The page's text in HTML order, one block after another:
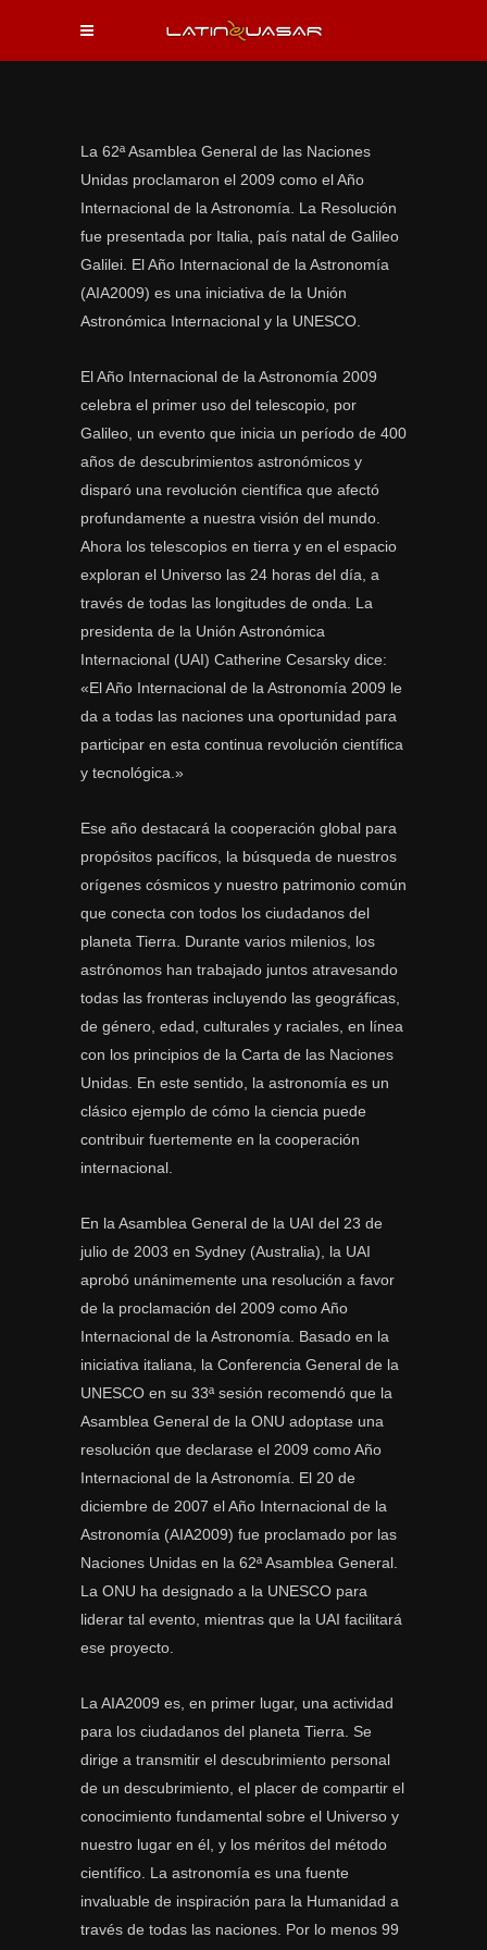
La 62ª Asamblea General de las Naciones
Unidas proclamaron el 2009 como el Año
Internacional de la Astronomía. La Resolución
fue presentada por Italia, país natal de Galileo
Galilei. El Año Internacional de la Astronomía
(AIA2009) es una iniciativa de la Unión
Astronómica Internacional y la UNESCO.
El Año Internacional de la Astronomía 2009
celebra el primer uso del telescopio, por
Galileo, un evento que inicia un período de 400
años de descubrimientos astronómicos y
disparó una revolución científica que afectó
profundamente a nuestra visión del mundo.
Ahora los telescopios en tierra y en el espacio
exploran el Universo las 24 horas del día, a
través de todas las longitudes de onda. La
presidenta de la Unión Astronómica
Internacional (UAI) Catherine Cesarsky dice:
«El Año Internacional de la Astronomía 2009 le
da a todas las naciones una oportunidad para
participar en esta continua revolución científica
y tecnológica.»
Ese año destacará la cooperación global para
propósitos pacíficos, la búsqueda de nuestros
orígenes cósmicos y nuestro patrimonio común
que conecta con todos los ciudadanos del
planeta Tierra. Durante varios milenios, los
astrónomos han trabajado juntos atravesando
todas las fronteras incluyendo las geográficas,
de género, edad, culturales y raciales, en línea
con los principios de la Carta de las Naciones
Unidas. En este sentido, la astronomía es un
clásico ejemplo de cómo la ciencia puede
contribuir fuertemente en la cooperación
internacional.
En la Asamblea General de la UAI del 23 de
julio de 2003 en Sydney (Australia), la UAI
aprobó unánimemente una resolución a favor
de la proclamación del 2009 como Año
Internacional de la Astronomía. Basado en la
iniciativa italiana, la Conferencia General de la
UNESCO en su 33ª sesión recomendó que la
Asamblea General de la ONU adoptase una
resolución que declarase el 2009 como Año
Internacional de la Astronomía. El 20 de
diciembre de 2007 el Año Internacional de la
Astronomía (AIA2009) fue proclamado por las
Naciones Unidas en la 62ª Asamblea General.
La ONU ha designado a la UNESCO para
liderar tal evento, mientras que la UAI facilitará
ese proyecto.
La AIA2009 es, en primer lugar, una actividad
para los ciudadanos del planeta Tierra. Se
dirige a transmitir el descubrimiento personal
de un descubrimiento, el placer de compartir el
conocimiento fundamental sobre el Universo y
nuestro lugar en él, y los méritos del método
científico. La astronomía es una fuente
invaluable de inspiración para la Humanidad a
través de todas las naciones. Por lo menos 99